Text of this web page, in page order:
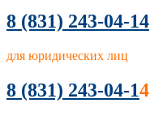
8 (831) 243-04-14
для юридических лиц
8 (831) 243-04-14